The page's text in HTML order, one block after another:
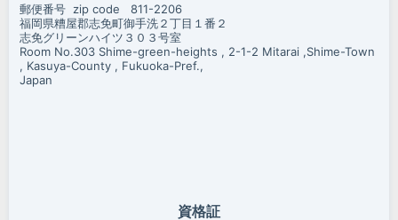
郵便番号 zip code 811-2206
福岡県糟屋郡志免町御手洗２丁目１番２
志免グリーンハイツ３０３号室
Room No.303 Shime-green-heights , 2-1-2 Mitarai ,Shime-Town
, Kasuya-County , Fukuoka-Pref.,
Japan
資格証